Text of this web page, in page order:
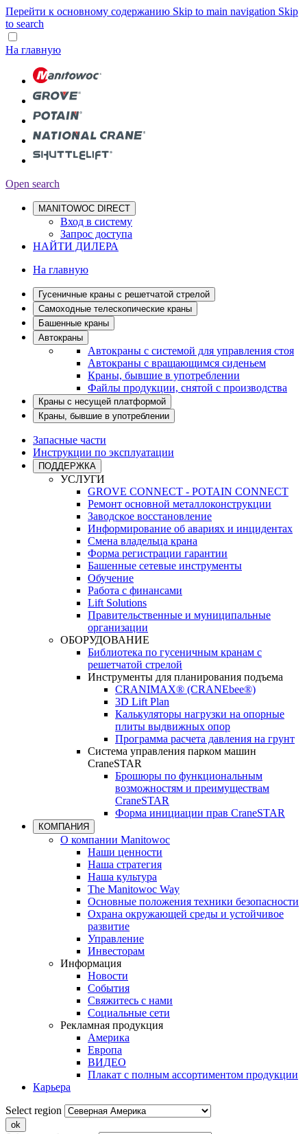
Перейти к основному содержанию Skip to main navigation Skip
to search
На главную
Open search
MANITOWOC DIRECT
Вход в систему
Запрос доступа
НАЙТИ ДИЛЕРА
На главную
Гусеничные краны с решетчатой стрелой
Самоходные телескопические краны
Башенные краны
Автокраны
Автокраны с системой для управления стоя
Автокраны с вращающимся сиденьем
Краны, бывшие в употреблении
Файлы продукции, снятой с производства
Краны с несущей платформой
Краны, бывшие в употреблении
Запасные части
Инструкции по эксплуатации
ПОДДЕРЖКА
УСЛУГИ
GROVE CONNECT - POTAIN CONNECT
Ремонт основной металлоконструкции
Заводское восстановление
Информирование об авариях и инцидентах
Смена владельца крана
Форма регистрации гарантии
Башенные сетевые инструменты
Обучение
Работа с финансами
Lift Solutions
Правительственные и муниципальные
организации
ОБОРУДОВАНИЕ
Библиотека по гусеничным кранам с
решетчатой стрелой
Инструменты для планирования подъема
CRANIMAX® (CRANEbee®)
3D Lift Plan
Калькуляторы нагрузки на опорные
плиты выдвижных опор
Программа расчета давления на грунт
Система управления парком машин
CraneSTAR
Брошюры по функциональным
возможностям и преимуществам
CraneSTAR
Форма инициации прав CraneSTAR
КОМПАНИЯ
О компании Manitowoc
Наши ценности
Наша стратегия
Наша культура
The Manitowoc Way
Основные положения техники безопасности
Охрана окружающей среды и устойчивое
развитие
Управление
Инвесторам
Информация
Новости
События
Свяжитесь с нами
Социальные сети
Рекламная продукция
Америка
Европа
ВИДЕО
Плакат с полным ассортиментом продукции
Карьера
Select region